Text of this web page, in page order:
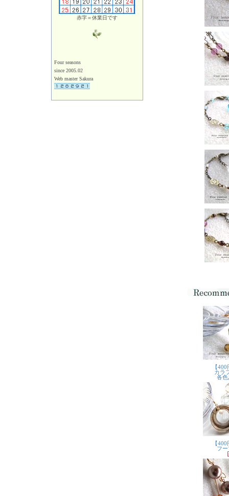
赤字＝休業日です
Four seasons
since 2005.02
Web master Sakura